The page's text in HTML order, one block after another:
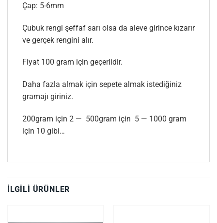
Çap: 5-6mm
Çubuk rengi şeffaf sarı olsa da aleve girince kızarır
ve gerçek rengini alır.
Fiyat 100 gram için geçerlidir.
Daha fazla almak için sepete almak istediğiniz
gramajı giriniz.
200gram için 2 — 500gram için 5 — 1000 gram
için 10 gibi…
İLGILI ÜRÜNLER